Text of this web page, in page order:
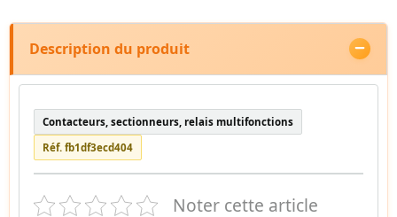
Description du produit
Contacteurs, sectionneurs, relais multifonctions
Réf. fb1df3ecd404
Noter cette article